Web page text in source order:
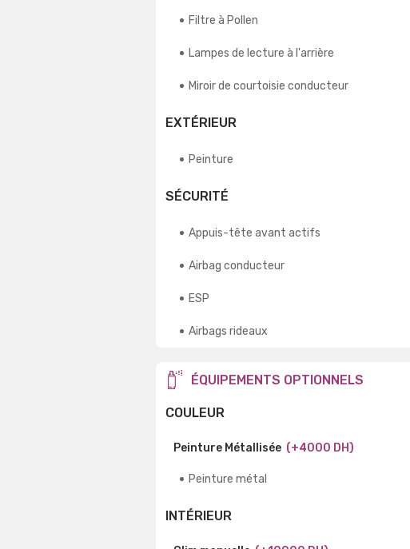
Filtre à Pollen
Lampes de lecture à l'arrière
Miroir de courtoisie conducteur
EXTÉRIEUR
Peinture
SÉCURITÉ
Appuis-tête avant actifs
Airbag conducteur
ESP
Airbags rideaux
ÉQUIPEMENTS OPTIONNELS
COULEUR
Peinture Métallisée (+4000 DH)
Peinture métal
INTÉRIEUR